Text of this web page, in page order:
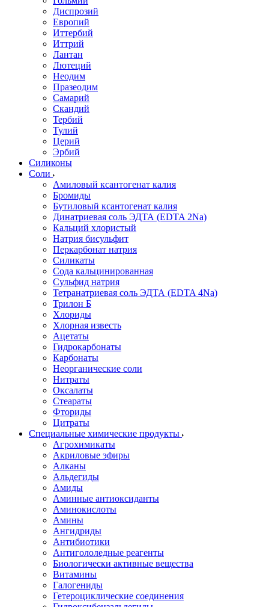
Диспрозий
Европий
Иттербий
Иттрий
Лантан
Лютеций
Неодим
Празеодим
Самарий
Скандий
Тербий
Тулий
Церий
Эрбий
Силиконы
Соли
Амиловый ксантогенат калия
Бромиды
Бутиловый ксантогенат калия
Динатриевая соль ЭДТА (EDTA 2Na)
Кальций хлористый
Натрия бисульфит
Перкарбонат натрия
Силикаты
Сода кальцинированная
Сульфид натрия
Тетранатриевая соль ЭДТА (EDTA 4Na)
Трилон Б
Хлориды
Хлорная известь
Ацетаты
Гидрокарбонаты
Карбонаты
Неорганические соли
Нитраты
Оксалаты
Стеараты
Фториды
Цитраты
Специальные химические продукты
Агрохимикаты
Акриловые эфиры
Алканы
Альдегиды
Амиды
Аминные антиоксиданты
Аминокислоты
Амины
Ангидриды
Антибиотики
Антигололедные реагенты
Биологически активные вещества
Витамины
Галогениды
Гетероциклические соединения